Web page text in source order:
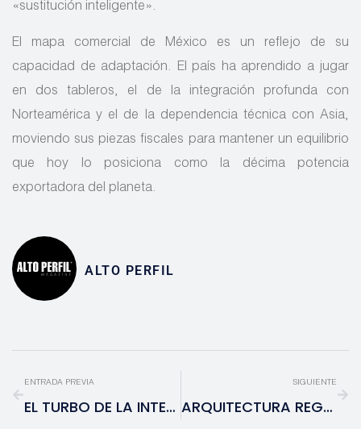
«sustitución inteligente».
El mapa comercial de México es un reflejo de su
capacidad de adaptación. El país ha aprendido a jugar
en dos tableros, el de la integración profunda con
Norteamérica y el de la dependencia técnica con Asia,
moviendo sus piezas fiscales para mantener un equilibrio
que hoy lo posiciona como la décima potencia
exportadora del planeta.
ALTO PERFIL
ENTRADA PREVIA
EL TURBO DE LA INTELIGENCIA ARTIFICIAL: NVIDIA PRESENTA LA ARQUITECTURA QUE PROMETE QUINTUPLICAR LA VELOCIDAD DE CHAT GPT
SIGUIENTE
ARQUITECTURA REGENERATIVA: EL NUEVO PARADIGMA QUE SUPERA LA SOSTENIBILIDAD